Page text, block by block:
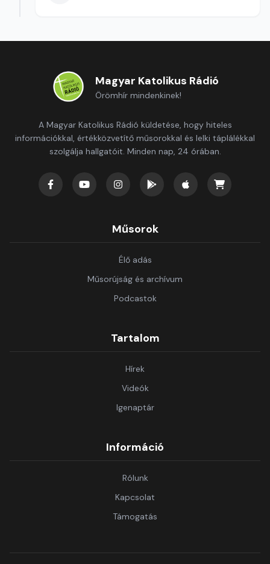
Magyar Katolikus Rádió
Örömhír mindenkinek!
A Magyar Katolikus Rádió küldetése, hogy hiteles
információkkal, értékközvetítő műsorokkal és lelki táplálékkal
szolgálja hallgatóit. Minden nap, 24 órában.
Műsorok
Élő adás
Műsorújság és archívum
Podcastok
Tartalom
Hírek
Videók
Igenaptár
Információ
Rólunk
Kapcsolat
Támogatás